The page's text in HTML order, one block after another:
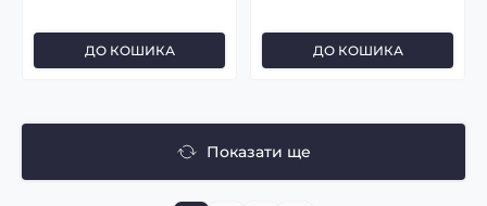
ДО КОШИКА ДО КОШИКА
Показати ще